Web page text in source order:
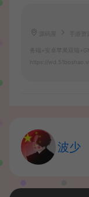
手游资源
务端+安卓苹果双端
https://
波少